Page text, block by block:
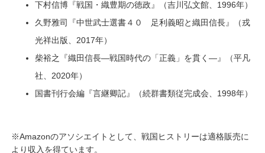
下村信博『戦国・織豊期の徳政』（吉川弘文館、1996年）
久野雅司『中世武士選書４０ 足利義昭と織田信長』（戎
光祥出版、2017年）
柴裕之『織田信長―戦国時代の「正義」を貫く―』（平凡
社、2020年）
国書刊行会編『言継卿記』（続群書類従完成会、1998年）
※Amazonのアソシエイトとして、戦国ヒストリーは適格販売に
より収入を得ています。